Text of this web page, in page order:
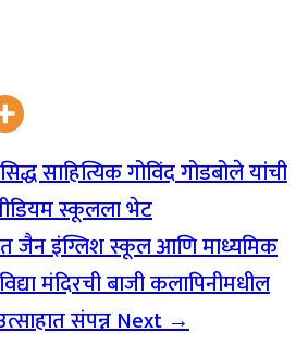
साहित्यिक गोविंद गोडबोले यांची
स्कूलला भेट
जैन इंग्लिश स्कूल आणि माध्यमिक
मंदिरची बाजी कलापिनीमधील
संपन्नNext →